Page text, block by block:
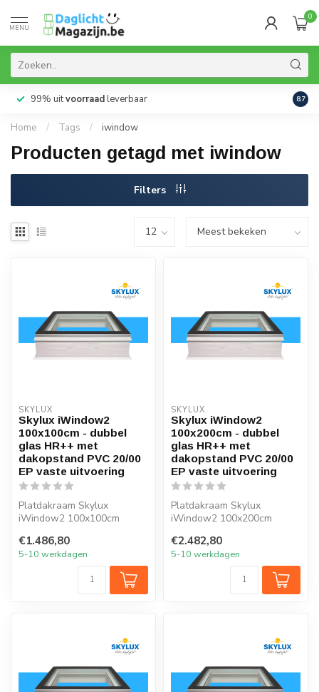
MENU
0
99% uitvoorraadleverbaar 8.7
Home / Tags / iwindow
Producten getagd met iwindow
Filters
SKYLUX
Skylux iWindow2
100x100cm - dubbel
glas HR++ met
dakopstand PVC 20/00
EP vaste uitvoering
Platdakraam Skylux
iWindow2 100x100cm
€1.486,80
5-10 werkdagen
SKYLUX
Skylux iWindow2
100x200cm - dubbel
glas HR++ met
dakopstand PVC 20/00
EP vaste uitvoering
Platdakraam Skylux
iWindow2 100x200cm
€2.482,80
5-10 werkdagen